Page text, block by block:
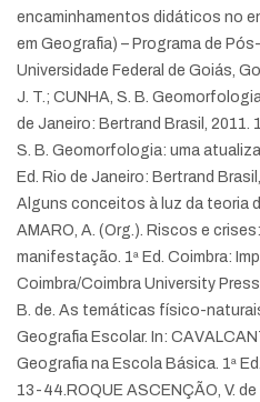
encaminhamentos didáticos no
em Geografia) – Programa de
Universidade Federal de Goiás,
J. T.; CUNHA, S. B.
de Janeiro: Bertrand Brasil, 2011.
S. B. Geomorfologia: uma
Ed. Rio de Janeiro: Bertrand
Alguns conceitos à luz da teoria
AMARO, A. (Org.). Riscos e
manifestação. 1ª Ed. Coimbra:
Coimbra/Coimbra University
B. de. As temáticas físico-
Geografia Escolar. In:
Geografia na Escola Básica. 1ª
13-44. ROQUE ASCENÇÃO, V.